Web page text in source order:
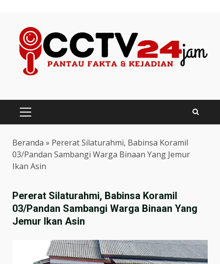
content
PRIMARY
MENU
Beranda » Pererat Silaturahmi, Babinsa Koramil
03/Pandan Sambangi Warga Binaan Yang Jemur
Ikan Asin
Pererat Silaturahmi, Babinsa Koramil
03/Pandan Sambangi Warga Binaan Yang
Jemur Ikan Asin